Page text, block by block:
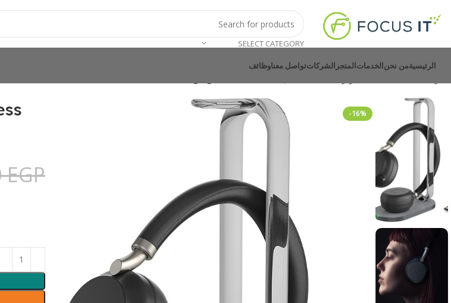
SELECT CATEGORY
الرئيسيةمن نحنالخدماتالمتجر الشركاتتواصل معناوظائف
-16%
EGP